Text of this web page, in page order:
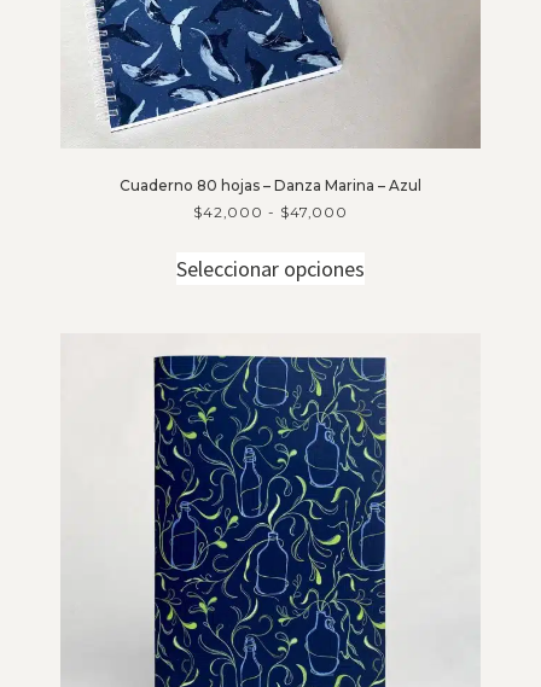
Cuaderno 80 hojas – Danza Marina – Azul
$42,000 - $47,000
Seleccionar opciones